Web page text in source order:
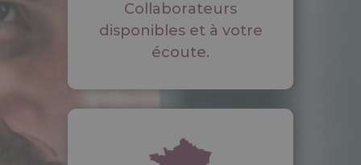
Collaborateurs
disponibles et à votre
écoute.